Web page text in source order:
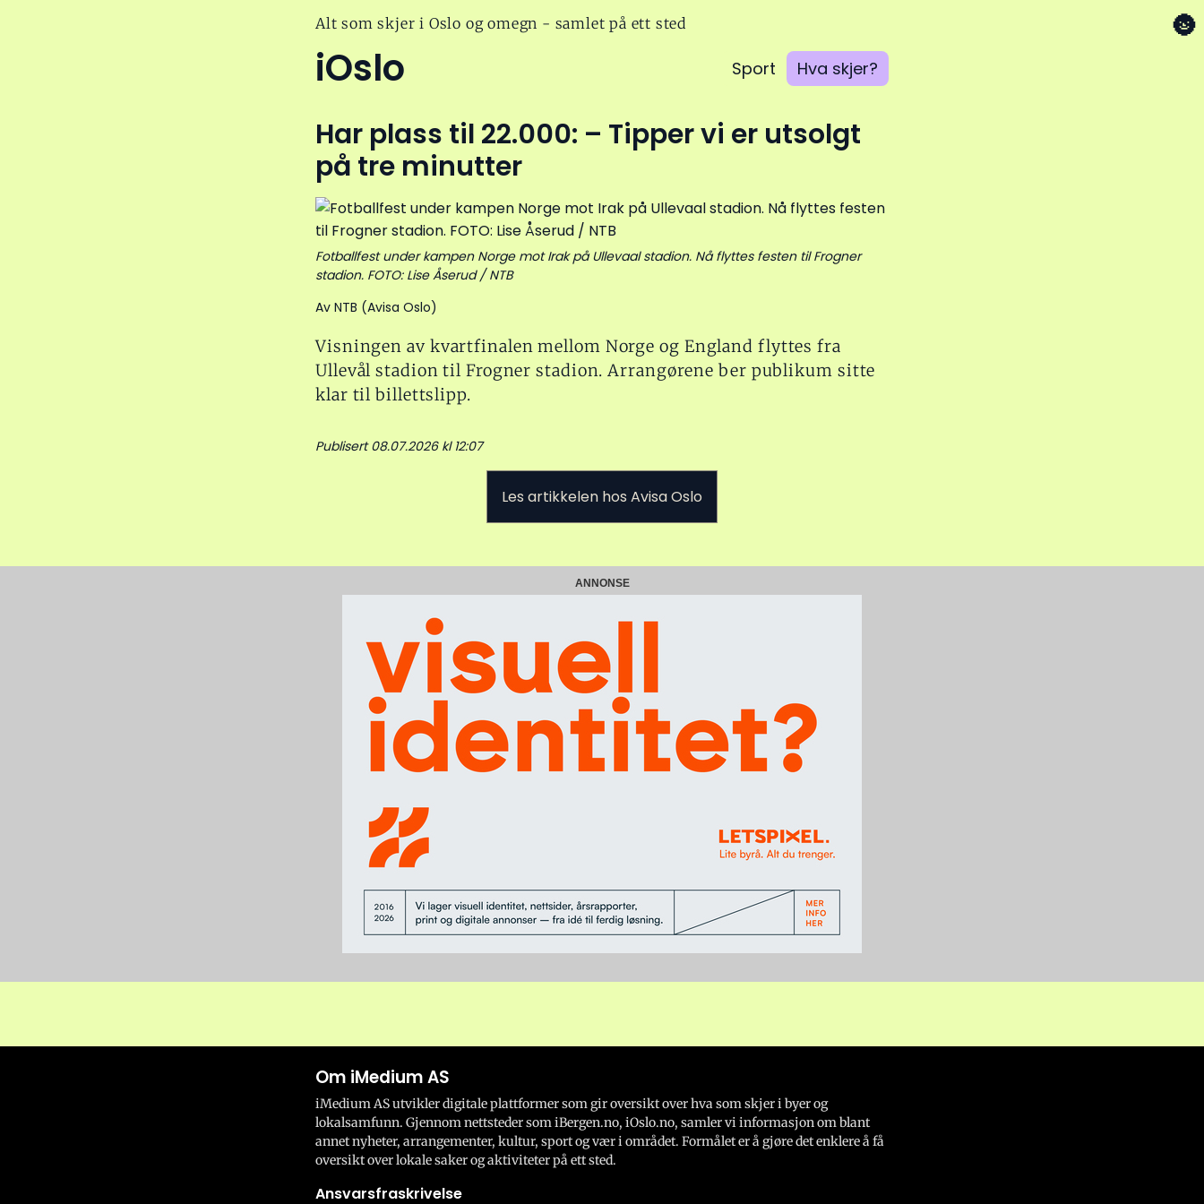
Alt som skjer i Oslo og omegn - samlet på ett sted
iOslo Sport Hva skjer?
🌚
Har plass til 22.000: – Tipper vi er utsolgt
på tre minutter
Fotballfest under kampen Norge mot Irak på Ullevaal stadion. Nå flyttes festen til Frogner
stadion. FOTO: Lise Åserud / NTB
Av NTB (Avisa Oslo)
Visningen av kvartfinalen mellom Norge og England flyttes fra
Ullevål stadion til Frogner stadion. Arrangørene ber publikum sitte
klar til billettslipp.
Publisert 08.07.2026 kl 12:07
Les artikkelen hos Avisa Oslo
ANNONSE
Om iMedium AS
iMedium AS utvikler digitale plattformer som gir oversikt over hva som skjer i byer og
lokalsamfunn. Gjennom nettsteder som iBergen.no, iOslo.no, samler vi informasjon om blant
annet nyheter, arrangementer, kultur, sport og vær i området. Formålet er å gjøre det enklere å få
oversikt over lokale saker og aktiviteter på ett sted.
Ansvarsfraskrivelse